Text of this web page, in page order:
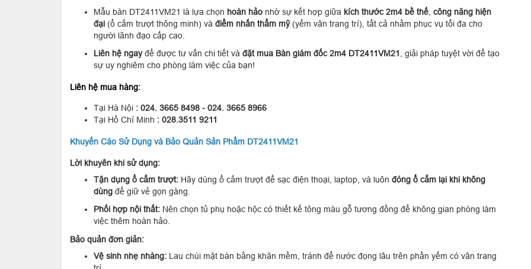
Mẫu bàn DT2411VM21 là lựa chọn hoàn hảo nhờ sự kết hợp giữa kích thước 2m4 bề thế công năng hiện
đại (ổ cắm trượt thông minh) và điểm nhấn thẩm mỹ(yếm vân trang trí), tất cả nhằm phục vụ tối đa cho
người lãnh đạo cấp cao.
Liên hệ ngayđể được tư vấn chi tiết và đặt mua Bàn giám đốc 2m4 DT2411VM21
, giải pháp tuyệt vời để tạo
sự uy nghiêm cho phòng làm việc của bạn!
Liên hệ mua hàng:
Tại Hà Nội : 024. 3665 8498 - 024. 3665 8966
Tại Hồ Chí Minh : 028.3511 9211
Khuyến Cáo Sử Dụng và Bảo Quản Sản Phẩm DT2411VM21
Lời khuyên khi sử dụng:
Tận dụng ổ cắm trượt: Hãy dùng ổ cắm trượt để sạc điện thoại, laptop, và luôn đóng ổ cắm lại khi không
dùng để giữ vẻ gọn gàng.
Phối hợp nội thất: Nên chọn tủ phụ hoặc hộc có thiết kế tông màu gỗ tương đồng để không gian phòng làm
việc thêm hoàn hảo.
Bảo quản đơn giản:
Vệ sinh nhẹ nhàng: Lau chùi mặt bàn bằng khăn mềm, tránh để nước đọng lâu trên phần yếm có vân trang